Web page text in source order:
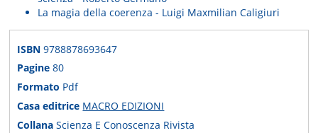
La magia della coerenza - Luigi Maxmilian Caligiuri
ISBN9788878693647
Pagine80
Formato Pdf
Casa editrice MACRO EDIZIONI
CollanaScienza E Conoscenza Rivista